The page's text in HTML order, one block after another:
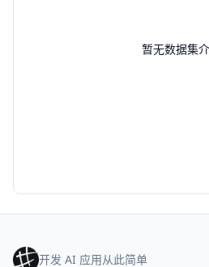
暂无数据集
开发 AI 应用从此简单